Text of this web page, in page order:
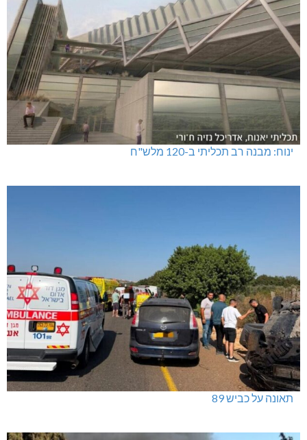
ינוח: מבנה רב תכליתי ב-120 מלש"ח
תאונה על כביש 89